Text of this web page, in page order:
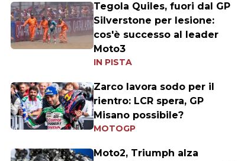
Tegola Quiles, fuori dal GP
Silverstone per lesione:
cos'è successo al leader
Moto3
IN PISTA
Zarco lavora sodo per il
rientro: LCR spera, GP
Misano possibile?
MOTOGP
Moto2, Triumph alza